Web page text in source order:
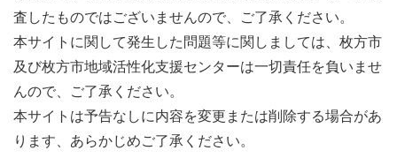
査したものではございませんので、ご了承ください。
本サイトに関して発生した問題等に関しましては、枚方市
及び枚方市地域活性化支援センターは一切責任を負いませ
んので、ご了承ください。
本サイトは予告なしに内容を変更または削除する場合があ
ります、あらかじめご了承ください。